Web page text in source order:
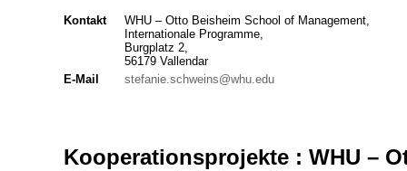
Kontakt
WHU – Otto Beisheim School of Management,
Internationale Programme,
Burgplatz 2,
56179 Vallendar
E-Mail
stefanie.schweins@whu.edu
Kooperationsprojekte : WHU –